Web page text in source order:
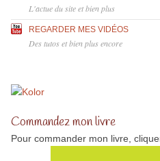
L'actue du site et bien plus
REGARDER MES VIDÉOS
Des tutos et bien plus encore
Commandez mon livre
Pour commander mon livre,